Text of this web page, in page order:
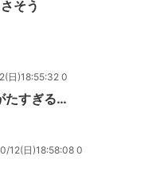
そう
日)18:55:32 0
たすぎる…
12(日)18:58:08 0